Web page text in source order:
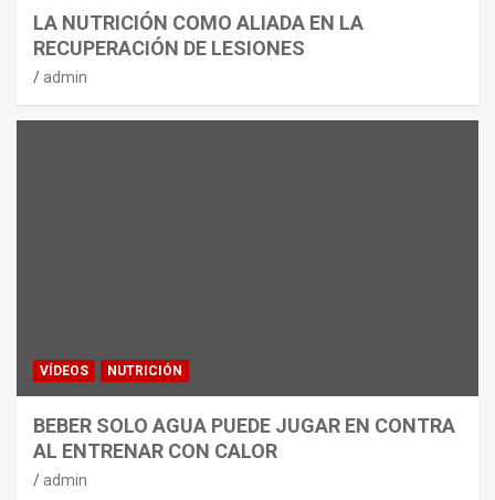
LA NUTRICIÓN COMO ALIADA EN LA
RECUPERACIÓN DE LESIONES
admin
VÍDEOS NUTRICIÓN
BEBER SOLO AGUA PUEDE JUGAR EN CONTRA
AL ENTRENAR CON CALOR
admin